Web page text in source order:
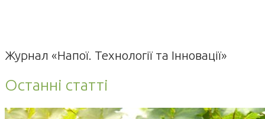
Журнал «Напої. Технології та Інновації»
Останні статті